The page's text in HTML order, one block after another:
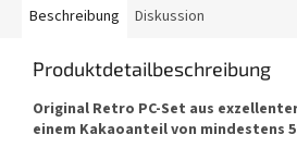
Beschreibung Diskussion
Produktdetailbeschreibung
Original Retro PC-Set aus
einem Kakaoanteil von mindestens